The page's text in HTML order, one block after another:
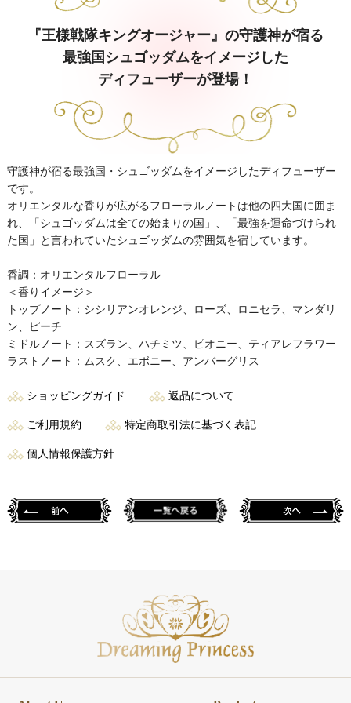
『王様戦隊キングオージャー』の守護神が宿る
最強国シュゴッダムをイメージした
ディフューザーが登場！
守護神が宿る最強国・シュゴッダムをイメージしたディフューザー
です。
オリエンタルな香りが広がるフローラルノートは他の四大国に囲ま
れ、「シュゴッダムは全ての始まりの国」、「最強を運命づけられ
た国」と言われていたシュゴッダムの雰囲気を宿しています。
香調：オリエンタルフローラル
＜香りイメージ＞
トップノート：シシリアンオレンジ、ローズ、ロニセラ、マンダリ
ン、ピーチ
ミドルノート：スズラン、ハチミツ、ピオニー、ティアレフラワー
ラストノート：ムスク、エボニー、アンバーグリス
ショッピングガイド 返品について
ご利用規約 特定商取引法に基づく表記
個人情報保護方針